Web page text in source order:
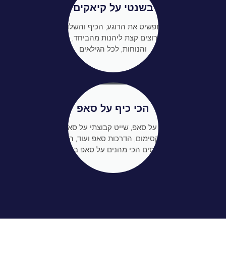
בשנטי על קיאקים
לאלו שמחפשיט את הרוגע, הכיף והשלווה, לזוגות
ומשפחות שרוצים קצת ליהנות מהביחד, בשיא הטבע
והנוחות, לכל הגילאים
הכי כיף על סאפ
אימוני בוקר על סאפ, שייט קבוצתי על סאפים בכנרת,
פאן במקסימום, הדרכות סאפ ועוד, ההדרכות
והקורסים הכי מהנים על סאפ בכל יום